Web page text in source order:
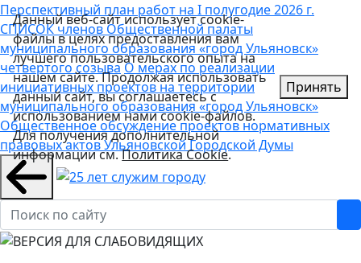
Перспективный план работ на I полугодие 2026 г.
СПИСОК членов Общественной палаты
муниципального образования «город Ульяновск»
четвертого созываО мерах по реализации
инициативных проектов на территории
муниципального образования «город Ульяновск»
Общественное обсуждение проектов нормативных
правовых актов Ульяновской Городской Думы
Данный веб-сайт использует cookie-
файлы в целях предоставления вам
лучшего пользовательского опыта на
нашем сайте. Продолжая использовать
данный сайт, вы соглашаетесь с
использованием нами cookie-файлов.
Для получения дополнительной
информации см.Политика Cookie.
Принять